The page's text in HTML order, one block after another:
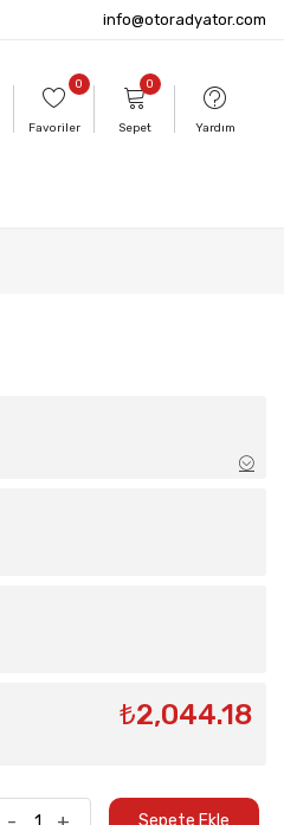
info@otoradyator.com
Favoriler
0
Sepet
0
Yardım
₺2,044.18